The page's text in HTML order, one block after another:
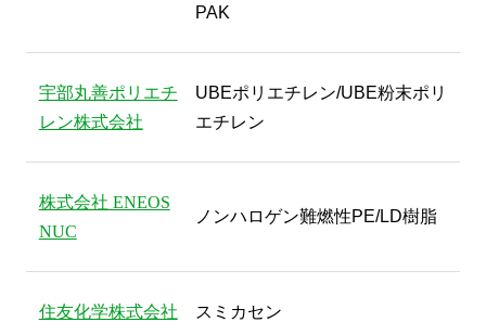
PAK
宇部丸善ポリエチ
レン株式会社
UBEポリエチレン/UBE粉末ポリ
エチレン
株式会社 ENEOS
NUC
ノンハロゲン難燃性PE/LD樹脂
住友化学株式会社 スミカセン